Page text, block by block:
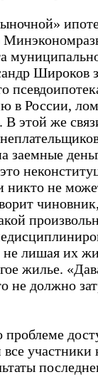
Широков
в России,
В этой же
заемные
никто не
лишая их
жилье.
не должно
все